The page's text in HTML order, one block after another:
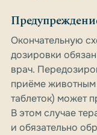
Окончательную
дозировки
врач.
приёме
таблеток) может
В этом случае
и обязательно